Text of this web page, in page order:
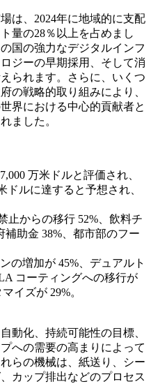
は、2024年に地域的に支配
量の28％以上を占めまし
国の強力なデジタルインフ
ジーの早期採用、そして消
られます。さらに、いくつ
の戦略的取り組みにより、
界における中心的貢献者と
ました。
万米ドルと評価され、
ドルに達すると予想され、
止からの移行 52%、飲料チ
補助金 38%、都市部のフー
の増加が 45%、デュアルト
コーティングへの移行が
イズが 29%。
動化、持続可能性の目標、
への需要の高まりによって
らの機械は、紙送り、シー
カップ排出などのプロセス